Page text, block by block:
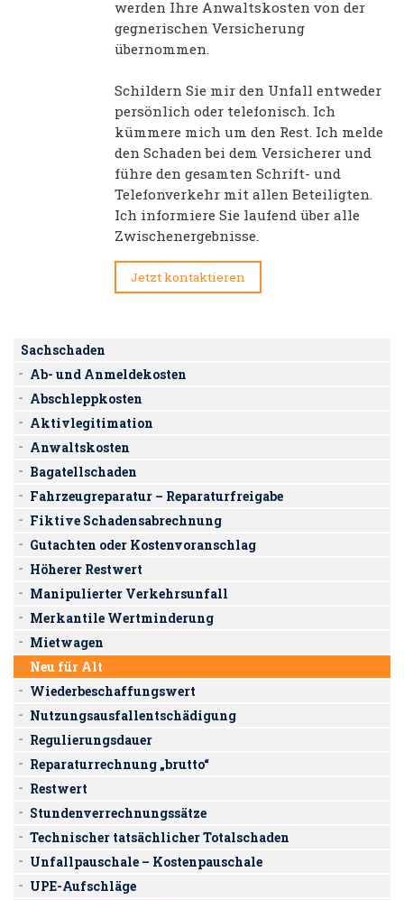
werden Ihre Anwaltskosten von der
gegnerischen Versicherung
übernommen.
Schildern Sie mir den Unfall entweder
persönlich oder telefonisch. Ich
kümmere mich um den Rest. Ich melde
den Schaden bei dem Versicherer und
führe den gesamten Schrift- und
Telefonverkehr mit allen Beteiligten.
Ich informiere Sie laufend über alle
Zwischenergebnisse.
Jetzt kontaktieren
Sachschaden
Ab- und Anmeldekosten
Abschleppkosten
Aktivlegitimation
Anwaltskosten
Bagatellschaden
Fahrzeugreparatur – Reparaturfreigabe
Fiktive Schadensabrechnung
Gutachten oder Kostenvoranschlag
Höherer Restwert
Manipulierter Verkehrsunfall
Merkantile Wertminderung
Mietwagen
Neu für Alt
Wiederbeschaffungswert
Nutzungsausfallentschädigung
Regulierungsdauer
Reparaturrechnung „brutto“
Restwert
Stundenverrechnungssätze
Technischer tatsächlicher Totalschaden
Unfallpauschale – Kostenpauschale
UPE-Aufschläge